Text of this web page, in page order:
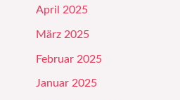
April 2025
März 2025
Februar 2025
Januar 2025